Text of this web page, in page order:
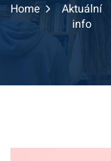
Home
Aktuální
info
Remember me